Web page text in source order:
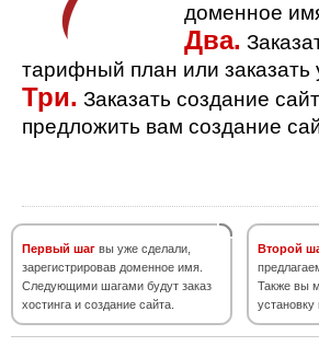
доменное
Два.
тарифный план или заказать
Три. Заказать создание
предложить вам создание
Первый шаг вы уже сделали,
зарегистрировав доменное имя.
Следующими шагами будут заказ
хостинга и создание сайта.
Второй
Также вы
установку